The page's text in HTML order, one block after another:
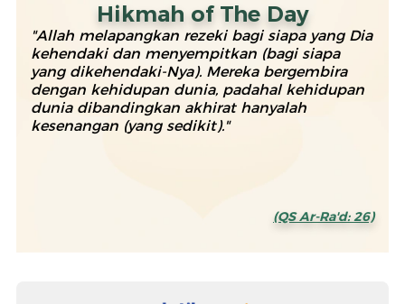
Hikmah of The Day
"Allah melapangkan rezeki bagi siapa yang Dia
kehendaki dan menyempitkan (bagi siapa
yang dikehendaki-Nya). Mereka bergembira
dengan kehidupan dunia, padahal kehidupan
dunia dibandingkan akhirat hanyalah
kesenangan (yang sedikit)."
(QS Ar-Ra'd: 26)